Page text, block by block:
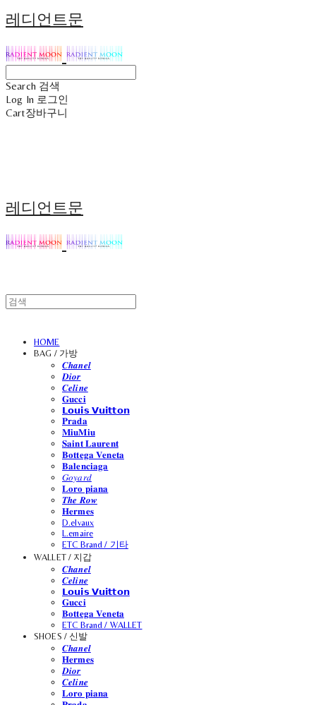
레디언트문
Search 검색
Log In 로그인
Cart장바구니
레디언트문
HOME
BAG / 가방
𝑪𝒉𝒂𝒏𝒆𝒍
𝑫𝒊𝒐𝒓
𝑪𝒆𝒍𝒊𝒏𝒆
𝐆𝐮𝐜𝐜𝐢
𝗟𝗼𝘂𝗶𝘀 𝗩𝘂𝗶𝘁𝘁𝗼𝗻
𝐏𝐫𝐚𝐝𝐚
𝐌𝐢𝐮𝐌𝐢𝐮
𝐒𝐚𝐢𝐧𝐭 𝐋𝐚𝐮𝐫𝐞𝐧𝐭
𝐁𝐨𝐭𝐭𝐞𝐠𝐚 𝐕𝐞𝐧𝐞𝐭𝐚
𝐁𝐚𝐥𝐞𝐧𝐜𝐢𝐚𝐠𝐚
𝐺𝑜𝑦𝑎𝑟𝑑
𝐋𝐨𝐫𝐨 𝐩𝐢𝐚𝐧𝐚
𝑻𝒉𝒆 𝑹𝒐𝒘
𝐇𝐞𝐫𝐦𝐞𝐬
D.elvaux
L.emaire
ETC Brand / 기타
WALLET / 지갑
𝑪𝒉𝒂𝒏𝒆𝒍
𝑪𝒆𝒍𝒊𝒏𝒆
𝗟𝗼𝘂𝗶𝘀 𝗩𝘂𝗶𝘁𝘁𝗼𝗻
𝐆𝐮𝐜𝐜𝐢
𝐁𝐨𝐭𝐭𝐞𝐠𝐚 𝐕𝐞𝐧𝐞𝐭𝐚
ETC Brand / WALLET
SHOES / 신발
𝑪𝒉𝒂𝒏𝒆𝒍
𝐇𝐞𝐫𝐦𝐞𝐬
𝑫𝒊𝒐𝒓
𝑪𝒆𝒍𝒊𝒏𝒆
𝐋𝐨𝐫𝐨 𝐩𝐢𝐚𝐧𝐚